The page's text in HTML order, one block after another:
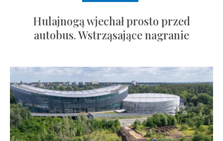
Hulajnogą wjechał prosto przed
autobus. Wstrząsające nagranie